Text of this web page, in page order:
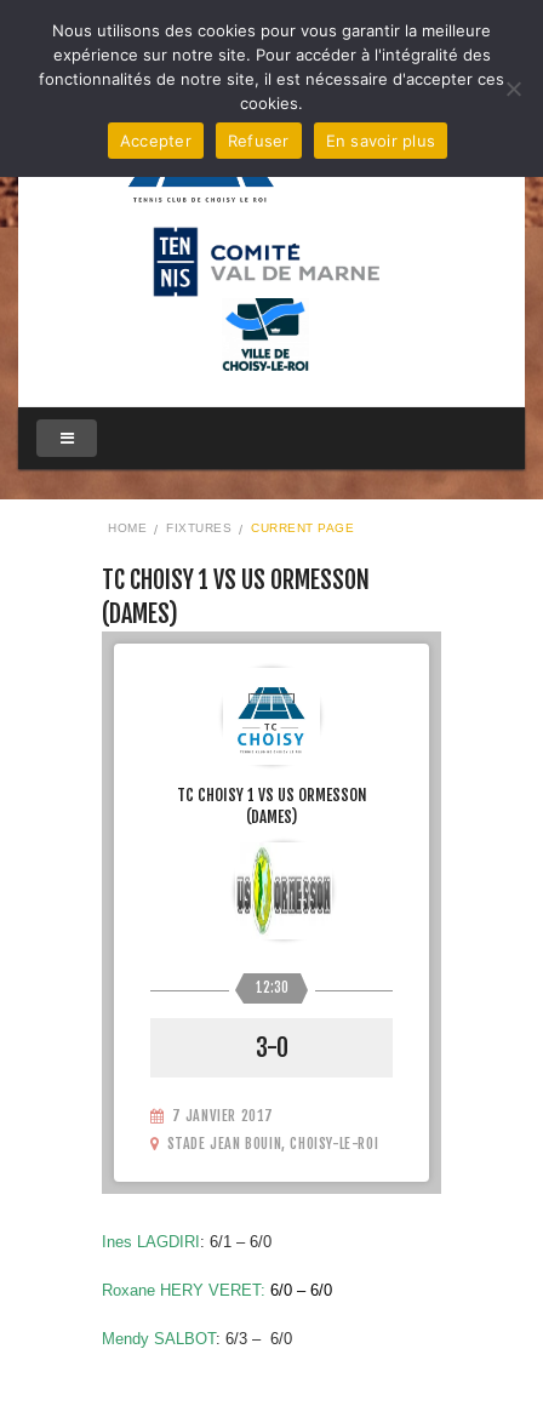
HOME FIXTURES CURRENT PAGE
TC CHOISY 1 VS US ORMESSON
(DAMES)
TC CHOISY 1 VS US ORMESSON
(DAMES)
12:30
3-0
7 JANVIER 2017
STADE JEAN BOUIN, CHOISY-LE-ROI
Ines LAGDIRI: 6/1 – 6/0
Roxane HERY VERET: 6/0 – 6/0
Mendy SALBOT: 6/3 – 6/0
Nous utilisons des cookies pour vous garantir la meilleure
expérience sur notre site. Pour accéder à l'intégralité des
fonctionnalités de notre site, il est nécessaire d'accepter ces
cookies.
Accepter
Refuser En savoir plus